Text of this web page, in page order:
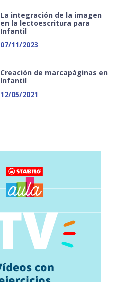
La integración de la imagen
en la lectoescritura para
Infantil
07/11/2023
Creación de marcapáginas en
Infantil
12/05/2021